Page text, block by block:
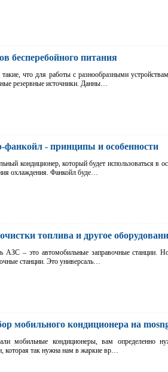
бесперебойного питания
что для работы с разнообразными
резервные источники. Данны…
фанкойл - принципы и особенности
кондиционер, который будет использоваться в
охлаждения. Фанкойл буде…
топлива и другое
АЗС – это автомобильные заправочные станции.
станции. Это универсаль…
мобильного кондиционера на
мобильные кондиционеры, вам определенно
которая так нужна нам в жаркие вр…